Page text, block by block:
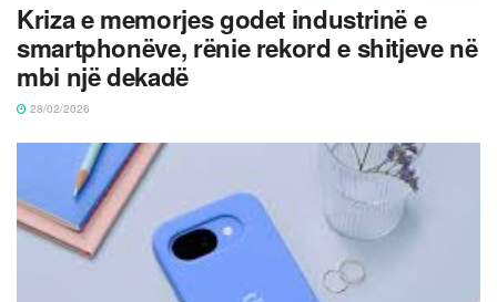
Kriza e memorjes godet industrinë e
smartphonëve, rënie rekord e shitjeve në
mbi një dekadë
28/02/2026